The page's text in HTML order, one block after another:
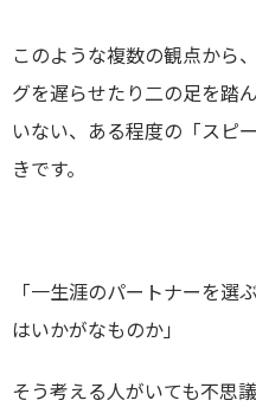
このような複数の観点から
グを遅らせたり二の足を踏
いない、ある程度の「スピ
きです。
「一生涯のパートナーを選
はいかがなものか」
そう考える人がいても不思